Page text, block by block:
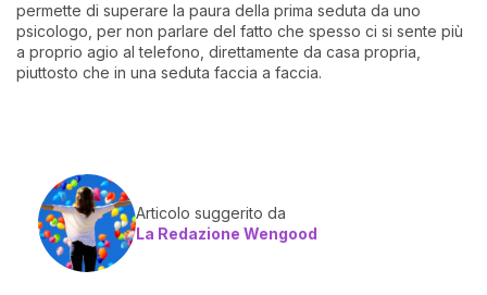
permette di superare la paura della prima seduta da uno
psicologo, per non parlare del fatto che spesso ci si sente più
a proprio agio al telefono, direttamente da casa propria,
piuttosto che in una seduta faccia a faccia.
Articolo suggerito da
La Redazione Wengood